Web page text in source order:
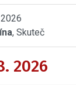
, Skuteč
2026